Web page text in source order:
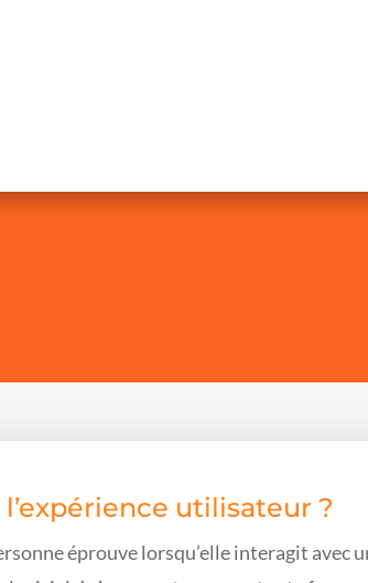
utilisateur ?
éprouve lorsqu’elle interagit avec